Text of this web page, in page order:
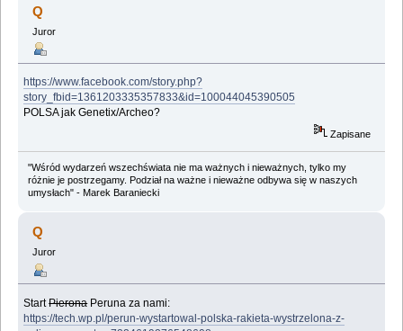
Q
Juror
https://www.facebook.com/story.php?
story_fbid=1361203335357833&id=100044045390505
POLSA jak Genetix/Archeo?
Zapisane
"Wśród wydarzeń wszechświata nie ma ważnych i nieważnych, tylko my
różnie je postrzegamy. Podział na ważne i nieważne odbywa się w naszych
umysłach" - Marek Baraniecki
Q
Juror
StartPieronaPeruna za nami:
https://tech.wp.pl/perun-wystartowal-polska-rakieta-wystrzelona-z-